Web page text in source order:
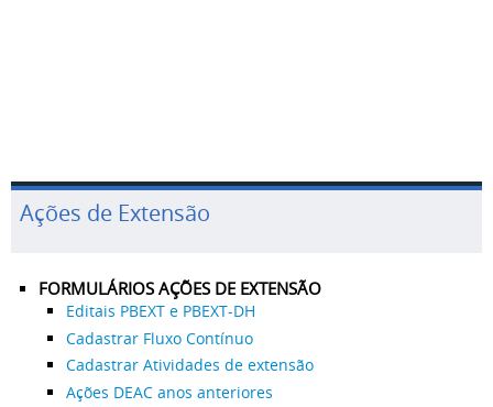
Ações de Extensão
FORMULÁRIOS AÇÕES DE EXTENSÃO
Editais PBEXT e PBEXT-DH
Cadastrar Fluxo Contínuo
Cadastrar Atividades de extensão
Ações DEAC anos anteriores